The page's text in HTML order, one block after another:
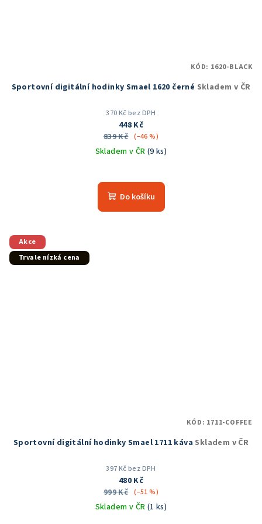
Sportovní digitální hodinky Smael 1620 černé Skladem v ČR
370 Kč bez DPH
448 Kč
839 Kč (–46 %)
Skladem v ČR (9 ks)
hodnocení
produktu
Do košíku
KÓD: 1620-BLACK
Akce
Trvale nízká cena
Sportovní digitální hodinky Smael 1711 káva Skladem v ČR
397 Kč bez DPH
480 Kč
999 Kč (–51 %)
Skladem v ČR (1 ks)
KÓD: 1711-COFFEE